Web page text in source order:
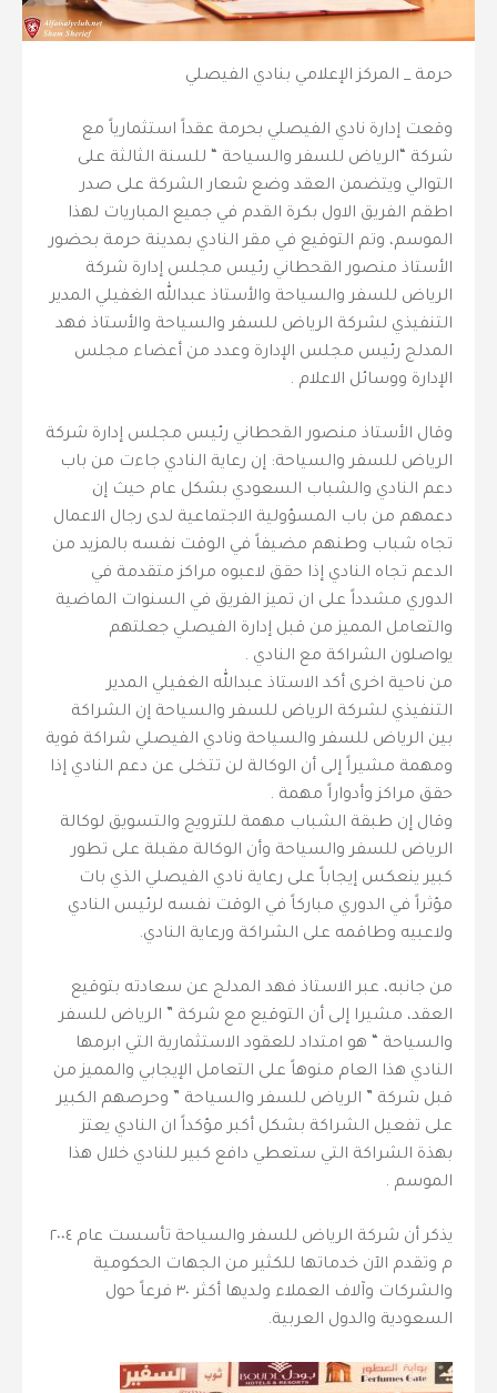
حرمة _ المركز الإعلامي بنادي الفيصلي
وقعت إدارة نادي الفيصلي بحرمة عقداً استثمارياً مع
شركة “الرياض للسفر والسياحة “ للسنة الثالثة على
التوالي ويتضمن العقد وضع شعار الشركة على صدر
اطقم الفريق الاول بكرة القدم في جميع المباريات لهذا
الموسم، وتم التوقيع في مقر النادي بمدينة حرمة بحضور
الأستاذ منصور القحطاني رئيس مجلس إدارة شركة
الرياض للسفر والسياحة والأستاذ عبدالله الغفيلي المدير
التنفيذي لشركة الرياض للسفر والسياحة والأستاذ فهد
المدلج رئيس مجلس الإدارة وعدد من أعضاء مجلس
الإدارة ووسائل الاعلام .
وقال الأستاذ منصور القحطاني رئيس مجلس إدارة شركة
الرياض للسفر والسياحة: إن رعاية النادي جاءت من باب
دعم النادي والشباب السعودي بشكل عام حيث إن
دعمهم من باب المسؤولية الاجتماعية لدى رجال الاعمال
تجاه شباب وطنهم مضيفاً في الوقت نفسه بالمزيد من
الدعم تجاه النادي إذا حقق لاعبوه مراكز متقدمة في
الدوري مشدداً على ان تميز الفريق في السنوات الماضية
والتعامل المميز من قبل إدارة الفيصلي جعلتهم
يواصلون الشراكة مع النادي .
من ناحية اخرى أكد الاستاذ عبدالله الغفيلي المدير
التنفيذي لشركة الرياض للسفر والسياحة إن الشراكة
بين الرياض للسفر والسياحة ونادي الفيصلي شراكة قوية
ومهمة مشيراً إلى أن الوكالة لن تتخلى عن دعم النادي إذا
حقق مراكز وأدواراً مهمة .
وقال إن طبقة الشباب مهمة للترويج والتسويق لوكالة
الرياض للسفر والسياحة وأن الوكالة مقبلة على تطور
كبير ينعكس إيجاباً على رعاية نادي الفيصلي الذي بات
مؤثراً في الدوري مباركاً في الوقت نفسه لرئيس النادي
ولاعبيه وطاقمه على الشراكة ورعاية النادي.
من جانبه، عبر الاستاذ فهد المدلج عن سعادته بتوقيع
العقد، مشيرا إلى أن التوقيع مع شركة ” الرياض للسفر
والسياحة “ هو امتداد للعقود الاستثمارية التي ابرمها
النادي هذا العام منوهاً على التعامل الإيجابي والمميز من
قبل شركة ” الرياض للسفر والسياحة ” وحرصهم الكبير
على تفعيل الشراكة بشكل أكبر مؤكداً ان النادي يعتز
بهذة الشراكة التي ستعطي دافع كبير للنادي خلال هذا
الموسم .
يذكر أن شركة الرياض للسفر والسياحة تأسست عام ٢٠٠٤
م وتقدم الآن خدماتها للكثير من الجهات الحكومية
والشركات وآلاف العملاء ولديها أكثر ٣٠ فرعاً حول
السعودية والدول العربية.